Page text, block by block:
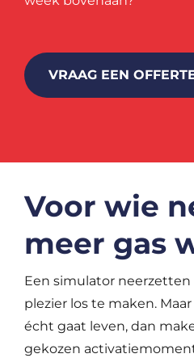
VRAAG EEN
Voor wie
meer gas
Een simulator neerzetten
plezier los te maken.
écht gaat leven, dan
gekozen